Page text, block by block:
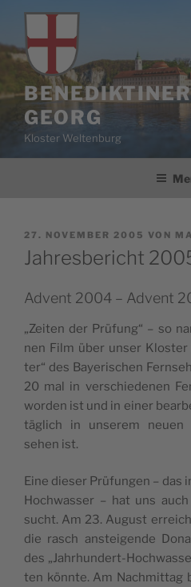
Zum
springen
GEORG
Kloster Weltenburg
VERÖFFENTLICHT
AM
27. NOVEMBER 2005 VON
Jahresbericht
Advent 2004 – Advent
„Zei­ten der Prü­fung“ – so
nen Film über unser
ter“ des Baye­ri­schen
20 mal in ver­schie­de­nen
wor­den ist und in einer
täg­lich in unse­rem neu­en
sehen ist.
Eine die­ser Prü­fun­gen –
Hoch­was­ser – hat uns
sucht. Am 23. August
die rasch anstei­gen­de
des „Jahr­hun­dert-
ten könn­te. Am Nach­mit­tag